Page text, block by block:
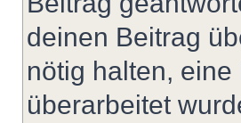
deinen Beitrag
nötig halten,
überarbeitet